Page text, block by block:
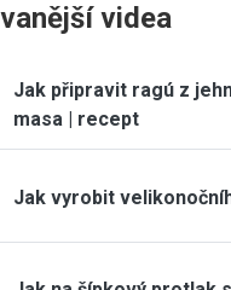
videa
Jak připravit ragú z
masa | recept
Jak vyrobit